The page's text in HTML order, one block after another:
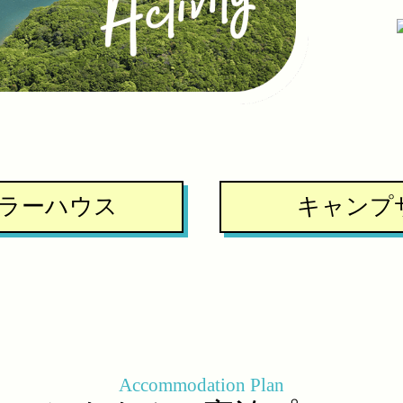
ーハウス キャンプ
Accommodation Plan